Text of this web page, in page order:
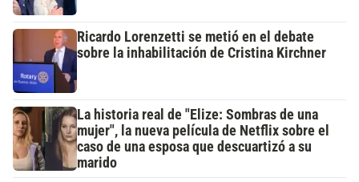
Ricardo Lorenzetti se metió en el debate
sobre la inhabilitación de Cristina Kirchner
La historia real de "Elize: Sombras de una
mujer", la nueva película de Netflix sobre el
caso de una esposa que descuartizó a su
marido